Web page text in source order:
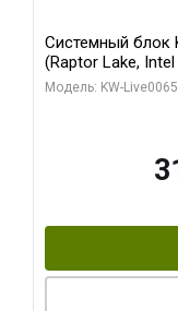
Системный блок
(Raptor Lake,
модуля)/ ASUS
Модель: KW-Live0065